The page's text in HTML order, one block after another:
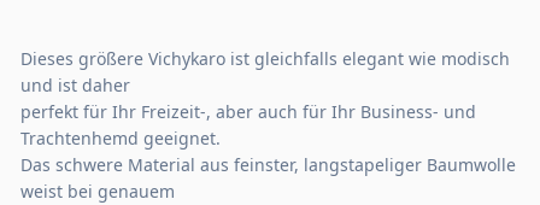
Dieses größere Vichykaro ist gleichfalls elegant wie modisch
und ist daher
perfekt für Ihr Freizeit-, aber auch für Ihr Business- und
Trachtenhemd geeignet.
Das schwere Material aus feinster, langstapeliger Baumwolle
weist bei genauem